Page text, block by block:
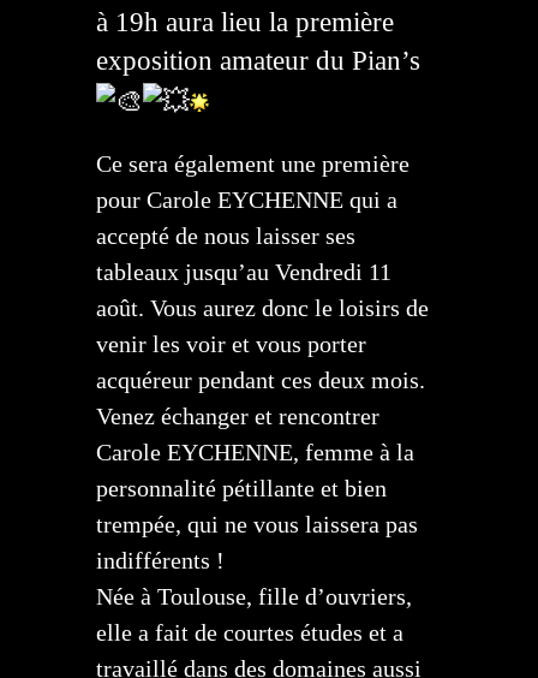
à 19h aura lieu la première
exposition amateur du Pian’s
Ce sera également une première
pour Carole EYCHENNE qui a
accepté de nous laisser ses
tableaux jusqu’au Vendredi 11
août. Vous aurez donc le loisirs de
venir les voir et vous porter
acquéreur pendant ces deux mois.
Venez échanger et rencontrer
Carole EYCHENNE, femme à la
personnalité pétillante et bien
trempée, qui ne vous laissera pas
indifférents !
Née à Toulouse, fille d’ouvriers,
elle a fait de courtes études et a
travaillé dans des domaines aussi